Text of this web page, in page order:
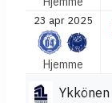
23 apr 2025
Hjemme
Ykkönen